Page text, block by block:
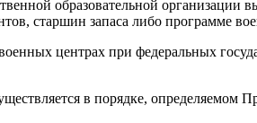
образовательной организации
старшин запаса либо программе
центрах при федеральных
в порядке, определяемом